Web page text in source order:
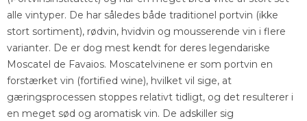
alle vintyper. De har således både traditionel portvin (ikke
stort sortiment), rødvin, hvidvin og mousserende vin i flere
varianter. De er dog mest kendt for deres legendariske
Moscatel de Favaios. Moscatelvinene er som portvin en
forstærket vin (fortified wine), hvilket vil sige, at
gæringsprocessen stoppes relativt tidligt, og det resulterer i
en meget sød og aromatisk vin. De adskiller sig